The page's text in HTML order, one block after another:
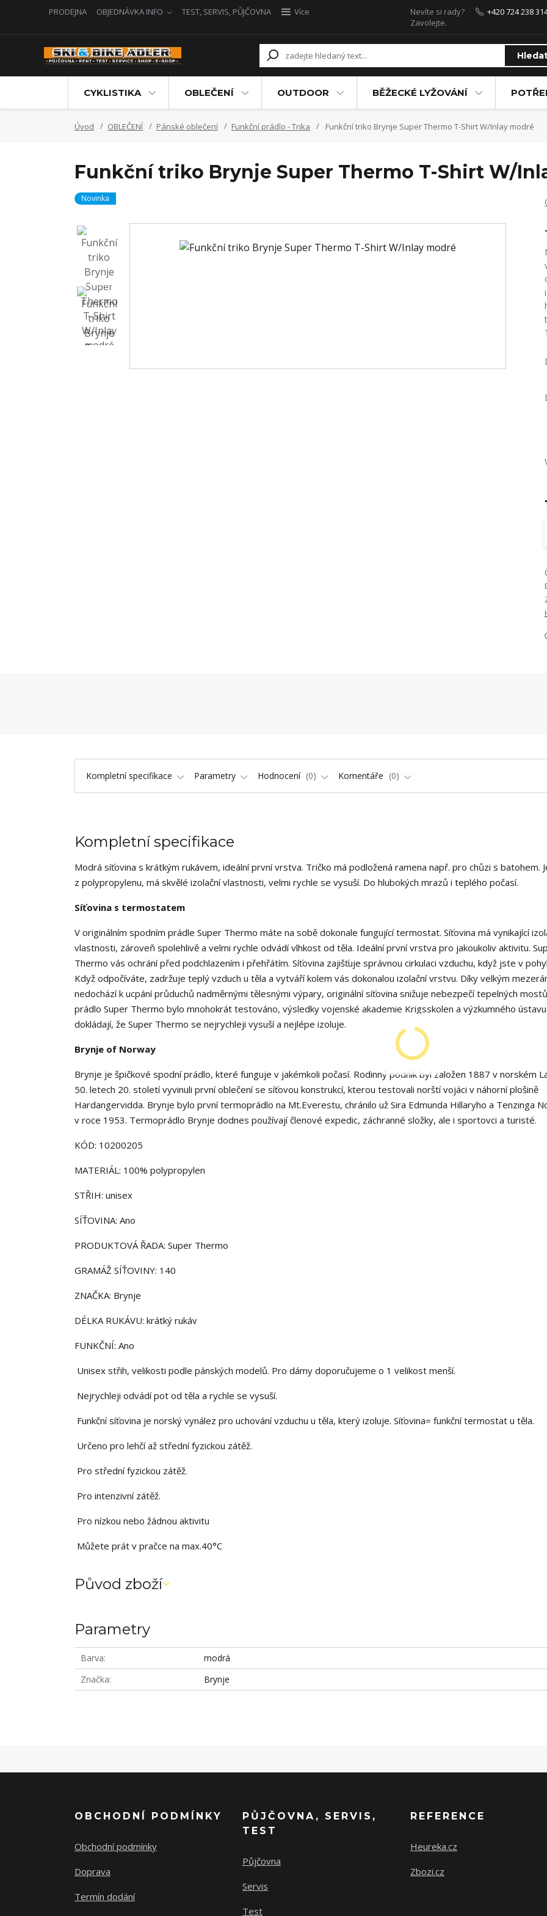
PRODEJNA OBJEDNÁVKA INFO TEST, SERVIS, PŮJČOVNA
Více
Nevíte si rady?
Zavolejte.
+420 724 238
CYKLISTIKA OBLEČENÍ OUTDOOR BĚŽECKÉ LYŽOVÁNÍ
Úvod OBLEČENÍ Pánské oblečení Funkční prádlo - Trika Funkční triko Brynje Super Thermo T-Shirt W/Inlay modré
Funkční triko Brynje Super Thermo T-Shirt W/
Novinka
Kompletní specifikace Parametry Hodnocení 0 Komentáře 0
Kompletní specifikace
Modrá síťovina s krátkým rukávem, ideální první vrstva. Tričko má podložená ramena např. pro chůzi s batohem.
z polypropylenu, má skvělé izolační vlastnosti, velmi rychle se vysuší. Do hlubokých mrazů i teplého počasí.
Síťovina s termostatem
V originálním spodním prádle Super Thermo máte na sobě dokonale fungující termostat. Síťovina má vynikající
vlastnosti, zároveň spolehlivě a velmi rychle odvádí vlhkost od těla. Ideální první vrstva pro jakoukoliv aktivitu.
Thermo vás ochrání před podchlazením i přehřátím. Síťovina zajišťuje správnou cirkulaci vzduchu, když jste v
Když odpočíváte, zadržuje teplý vzduch u těla a vytváří kolem vás dokonalou izolační vrstvu. Díky velkým
nedochází k ucpání průduchů nadměrnými tělesnými výpary, originální síťovina snižuje nebezpečí tepelných
prádlo Super Thermo bylo mnohokrát testováno, výsledky vojenské akademie Krigsskolen a výzkumného
dokládají, že Super Thermo se nejrychleji vysuší a nejlépe izoluje.
Brynje of Norway
Brynje je špičkové spodní prádlo, které funguje v jakémkoli počasí. Rodinný podnik byl založen 1887 v norském
50. letech 20. století vyvinuli první oblečení se síťovou konstrukcí, kterou testovali norští vojáci v náhorní plošině
Hardangervidda. Brynje bylo první termoprádlo na Mt.Everestu, chránilo už Sira Edmunda Hillaryho a Tenzinga
v roce 1953. Termoprádlo Brynje dodnes používají členové expedic, záchranné složky, ale i sportovci a turisté.
KÓD: 10200205
MATERIÁL: 100% polypropylen
STŘIH: unisex
SÍŤOVINA: Ano
PRODUKTOVÁ ŘADA: Super Thermo
GRAMÁŽ SÍŤOVINY: 140
ZNAČKA: Brynje
DÉLKA RUKÁVU: krátký rukáv
FUNKČNÍ: Ano
Unisex střih, velikosti podle pánských modelů. Pro dámy doporučujeme o 1 velikost menší.
Nejrychleji odvádí pot od těla a rychle se vysuší.
Funkční síťovina je norský vynález pro uchování vzduchu u těla, který izoluje. Síťovina= funkční termostat u těla.
Určeno pro lehčí až střední fyzickou zátěž.
Pro střední fyzickou zátěž.
Pro intenzivní zátěž.
Pro nízkou nebo žádnou aktivitu
Můžete prát v pračce na max.40°C
Původ zboží
Parametry
Barva
modrá
Značka
Brynje
OBCHODNÍ PODMÍNKY
Obchodní podmínky
Doprava
Termín dodání
PŮJČOVNA, SERVIS,
TEST
Půjčovna
Servis
Test
REFERENCE
Heureka.cz
Zbozi.cz